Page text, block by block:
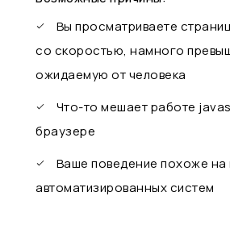
Вы просматриваете
со скоростью, намного
ожидаемую от человека
Что-то мешает работе
браузере
Ваше поведение похоже на
автоматизированных систем